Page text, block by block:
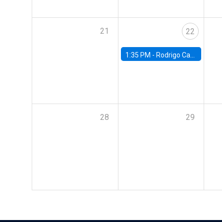
21 22
1:35 PM - Rodrigo Caputo, Usach
28 29